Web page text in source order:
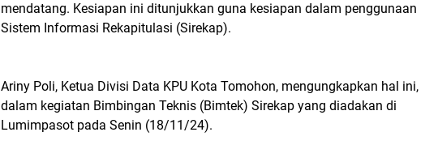
mendatang. Kesiapan ini ditunjukkan guna kesiapan dalam penggunaan
Sistem Informasi Rekapitulasi (Sirekap).
Ariny Poli, Ketua Divisi Data KPU Kota Tomohon, mengungkapkan hal ini,
dalam kegiatan Bimbingan Teknis (Bimtek) Sirekap yang diadakan di
Lumimpasot pada Senin (18/11/24).